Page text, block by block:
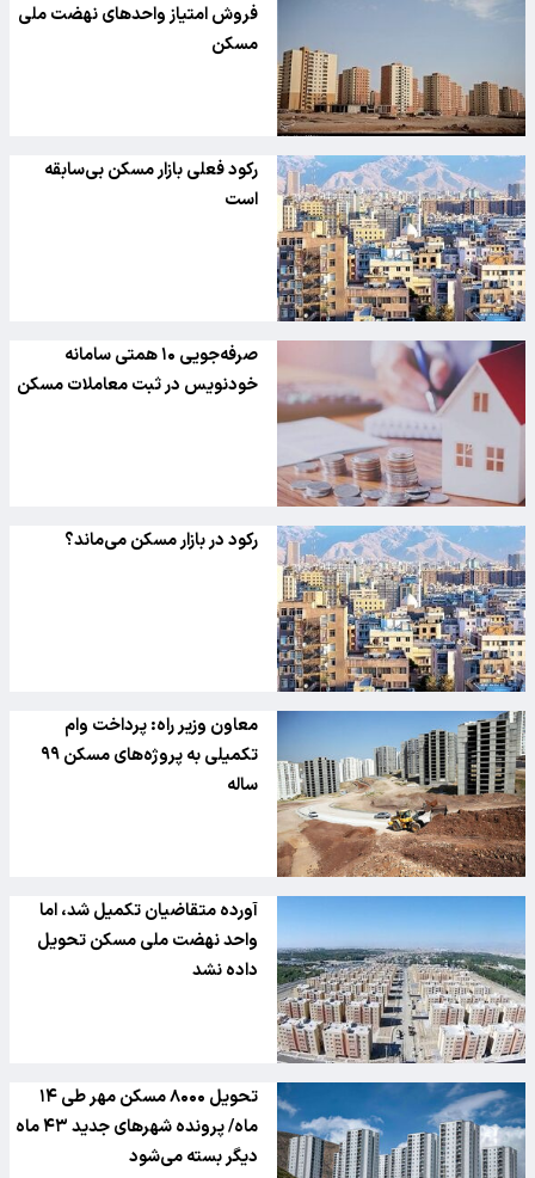
فروش امتیاز واحدهای نهضت ملی
مسکن
رکود فعلی بازار مسکن بی‌سابقه
است
صرفه‌جویی ۱۰ همتی سامانه
خودنویس در ثبت معاملات مسکن
رکود در بازار مسکن می‌ماند؟
معاون وزیر راه: پرداخت وام
تکمیلی به پروژه‌های مسکن ۹۹
ساله
آورده متقاضیان تکمیل شد، اما
واحد نهضت ملی مسکن تحویل
داده نشد
تحویل ۸۰۰۰ مسکن مهر طی ۱۴
ماه/ پرونده شهرهای جدید ۴۳ ماه
دیگر بسته می‌شود